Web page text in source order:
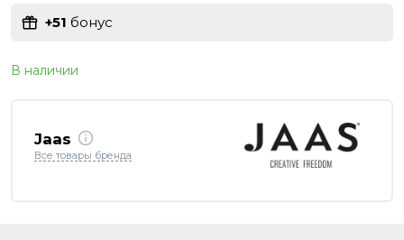
+51 бонус
В наличии
Jaas
Все товары бренда